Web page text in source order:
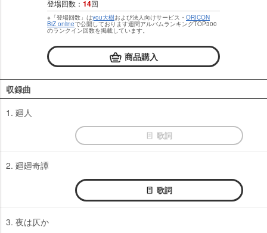
登場回数： 14回
※「登場回数」はyou大樹および法人向けサービス・ ORICON
BiZ onlineで公開しております週間アルバムランキングTOP300
のランクイン回数を掲載しています。
商品購入
収録曲
1. 廻人
歌詞
2. 廻廻奇譚
歌詞
3. 夜は仄か